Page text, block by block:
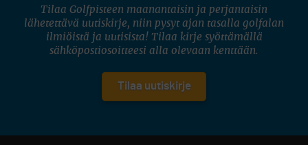
Tilaa Golfpisteen maanantaisin ja perjantaisin
lähetettävä uutiskirje, niin pysyt ajan tasalla golfalan
ilmiöistä ja uutisista! Tilaa kirje syöttämällä
sähköpostiosoitteesi alla olevaan kenttään.
Tilaa uutiskirje